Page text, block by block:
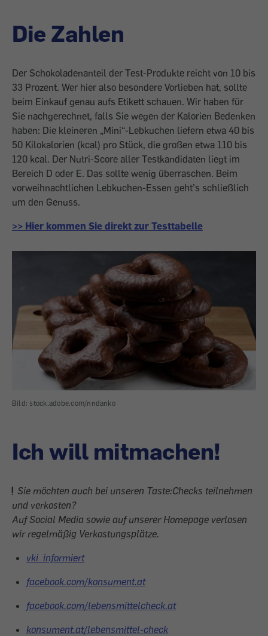
Die Zahlen
Der Schokoladenanteil der Test-Produkte reicht von 10 bis
33 Prozent. Wer hier also besondere Vorlieben hat, sollte
beim Einkauf genau aufs Etikett schauen. Wir haben für
Sie nachgerechnet, falls Sie wegen der Kalorien Bedenken
haben: Die kleineren „Mini“-Lebkuchen liefern etwa 40 bis
50 Kilokalorien (kcal) pro Stück, die großen etwa 110 bis
120 kcal. Der Nutri-Score aller Testkandidaten liegt im
Bereich D oder E. Das sollte wenig überraschen. Beim
vorweihnachtlichen Lebkuchen-Essen geht’s schließlich
um den Genuss.
>> Hier kommen Sie direkt zur Testtabelle
Bild: stock.adobe.com/nndanko
Ich will mitmachen!
Sie möchten auch bei unseren Taste:Checks teilnehmen
und verkosten?
Auf Social Media sowie auf unserer Homepage verlosen
wir regelmäßig Verkostungsplätze.
vki_informiert
facebook.com/konsument.at
facebook.com/lebensmittelcheck.at
konsument.at/lebensmittel-check